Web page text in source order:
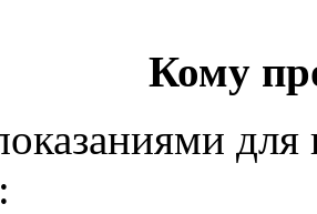
Кому
для